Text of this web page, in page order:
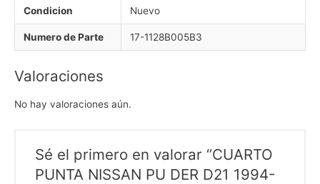
Condicion Nuevo
Numero de Parte 17-1128B005B3
Valoraciones
No hay valoraciones aún.
Sé el primero en valorar “CUARTO
PUNTA NISSAN PU DER D21 1994-